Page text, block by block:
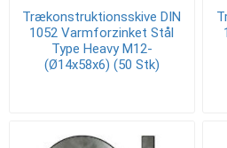
Trækonstruktionsskive DIN
1052 Varmforzinket Stål
Type Heavy M12-
(Ø14x58x6) (50 Stk)